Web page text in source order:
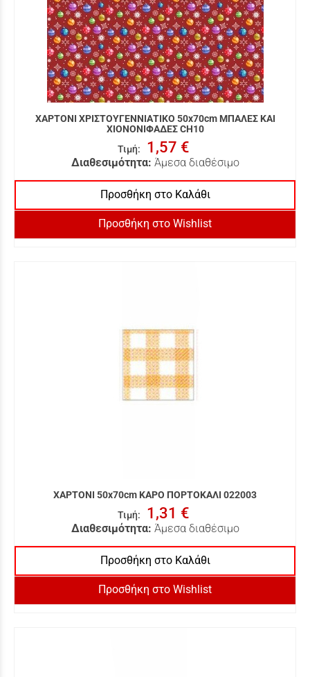
ΧΑΡΤΟΝΙ ΧΡΙΣΤΟΥΓΕΝΝΙΑΤΙΚΟ 50x70cm ΜΠΑΛΕΣ ΚΑΙ
ΧΙΟΝΟΝΙΦΑΔΕΣ CH10
Τιμή: 1,57 €
Διαθεσιμότητα: Άμεσα διαθέσιμο
Προσθήκη στο Καλάθι
Προσθήκη στο Wishlist
ΧΑΡΤΟΝΙ 50x70cm ΚΑΡΟ ΠΟΡΤΟΚΑΛΙ 022003
Τιμή: 1,31 €
Διαθεσιμότητα: Άμεσα διαθέσιμο
Προσθήκη στο Καλάθι
Προσθήκη στο Wishlist